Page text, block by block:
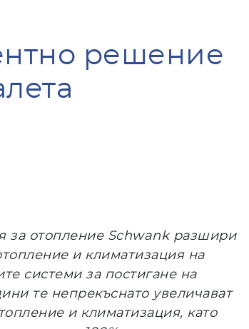
решение
за отопление Schwankразшири
и климатизация на
системи за постигане на
те непрекъснато увеличават
и климатизация, като